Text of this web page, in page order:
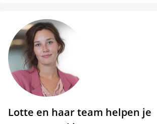
Lotte en haar team helpen je